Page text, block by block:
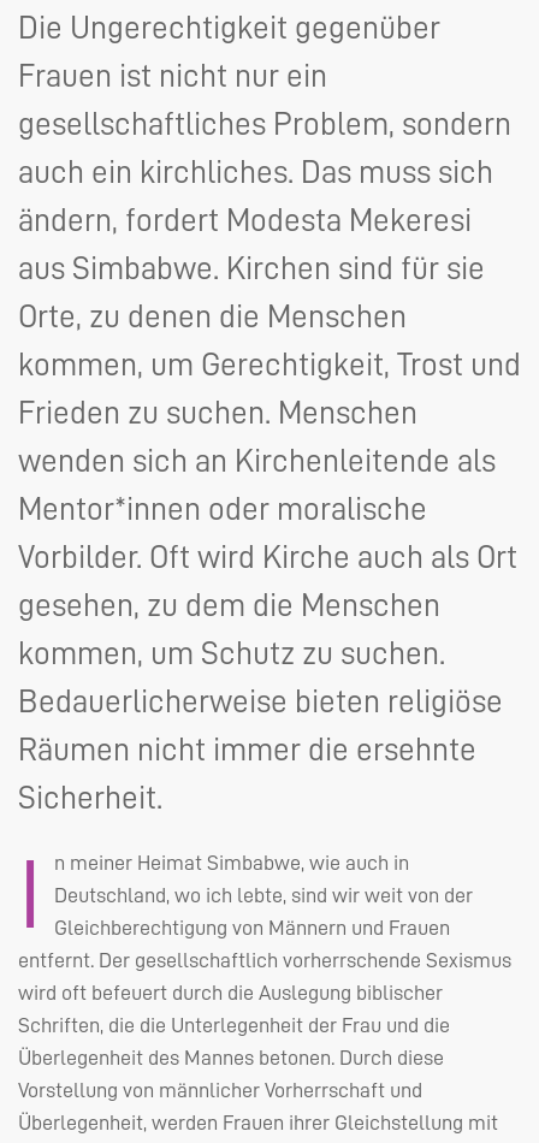
Die Ungerechtigkeit gegenüber
Frauen ist nicht nur ein
gesellschaftliches Problem, sondern
auch ein kirchliches. Das muss sich
ändern, fordert Modesta Mekeresi
aus Simbabwe. Kirchen sind für sie
Orte, zu denen die Menschen
kommen, um Gerechtigkeit, Trost und
Frieden zu suchen. Menschen
wenden sich an Kirchenleitende als
Mentor*innen oder moralische
Vorbilder. Oft wird Kirche auch als Ort
gesehen, zu dem die Menschen
kommen, um Schutz zu suchen.
Bedauerlicherweise bieten religiöse
Räumen nicht immer die ersehnte
Sicherheit.
n meiner Heimat Simbabwe, wie auch in
Deutschland, wo ich lebte, sind wir weit von der
Gleichberechtigung von Männern und Frauen
entfernt. Der gesellschaftlich vorherrschende Sexismus
wird oft befeuert durch die Auslegung biblischer
Schriften, die die Unterlegenheit der Frau und die
Überlegenheit des Mannes betonen. Durch diese
Vorstellung von männlicher Vorherrschaft und
Überlegenheit, werden Frauen ihrer Gleichstellung mit